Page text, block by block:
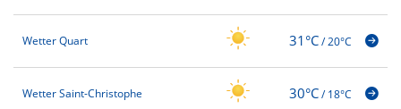
Wetter Quart 31°C/20°C
Wetter Saint-Christophe 30°C/18°C